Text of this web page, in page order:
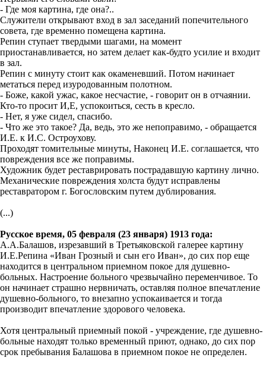
- Где моя картина, где она?..
Служители открывают вход в зал заседаний попечительного
совета, где временно помещена картина.
Репин ступает твердыми шагами, на момент
приостанавливается, но затем делает как-будто усилие и входит
в зал.
Репин с минуту стоит как окаменевший. Потом начинает
метаться перед изуродованным полотном.
- Боже, какой ужас, какое несчастие, - говорит он в отчаянии.
Кто-то просит И,Е, успокоиться, сесть в кресло.
- Нет, я уже сидел, спасибо.
- Что же это такое? Да, ведь, это же непоправимо, - обращается
И.Е. к И.С. Остроухову.
Проходят томительные минуты, Наконец И.Е. соглашается, что
повреждения все же поправимы.
Художник будет реставрировать пострадавшую картину лично.
Механические повреждения холста будут исправлены
реставратором г. Богословским путем дублирования.
(...)
Русское время, 05 февраля (23 января) 1913 года:
А.А.Балашов, изрезавший в Третьяковской галерее картину
И.Е.Репина «Иван Грозный и сын его Иван», до сих пор еще
находится в центральном приемном покое для душевно-
больных. Настроение больного чрезвычайно переменчивое. То
он начинает страшно нервничать, оставляя полное впечатление
душевно-больного, то внезапно успокаивается и тогда
производит впечатление здорового человека.
Хотя центральный приемный покой - учреждение, где душевно-
больные находят только временный приют, однако, до сих пор
срок пребывания Балашова в приемном покое не определен.